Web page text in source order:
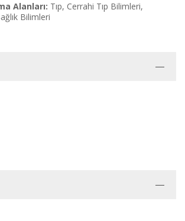
Alanları: Tıp, Cerrahi Tıp Bilimleri,
Bilimleri